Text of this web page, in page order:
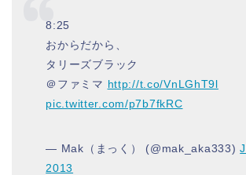
8:25
おからだから、
タリーズブラック
＠ファミマ http://t.co/VnLGhT9l
pic.twitter.com/p7b7fkRC
— Mak（まっく） (@mak_aka333)
2013